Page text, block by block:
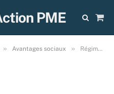
Cart
» Avantages sociaux » Régime d’avantages sociaux : comment mettre en place son premier!